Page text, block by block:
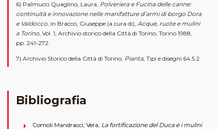
6) Palmucci Quaglino, Laura, Polveriera e Fucina delle canne:
continuità e innovazione nelle manifatture d’armi di borgo Dora
e Valdocco, in Bracco, Giuseppe (a cura di), Acque, ruote e mulini
a Torino, Vol. 1, Archivio storico della Città di Torino, Torino 1988,
pp. 241-272.
7) Archivio Storico della Città di Torino, Pianta, Tipi e disegni 64.5.2.
Bibliografia
Comoli Mandracci, Vera, La fortificazione del Duca e i mulini